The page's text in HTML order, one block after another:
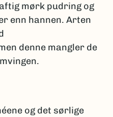
mørk pudring og
enn hannen. Arten
denne mangler de
og det sørlige